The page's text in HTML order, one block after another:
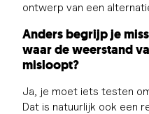
ontwerp van een
Anders begrijp je
waar de weerstand
misloopt?
Ja, je moet iets testen
Dat is natuurlijk ook een